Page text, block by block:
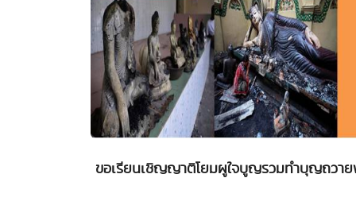
ขอเรียนเชิญญาติโยมผูใจบูญรวมทำบุญถวา